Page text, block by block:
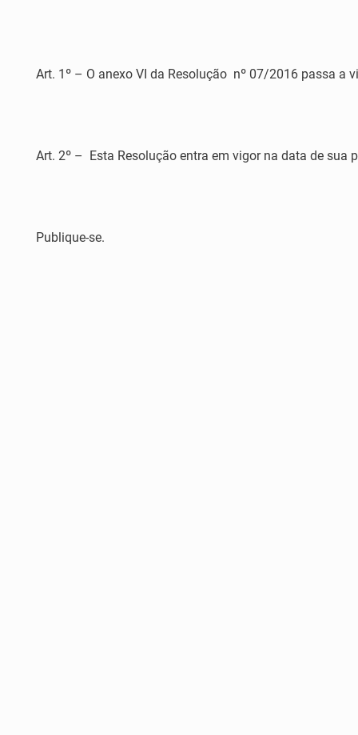
Art. 1º – O anexo VI da Resolução nº 07/2016 passa a
Art. 2º – Esta Resolução entra em vigor na data de sua
Publique-se.